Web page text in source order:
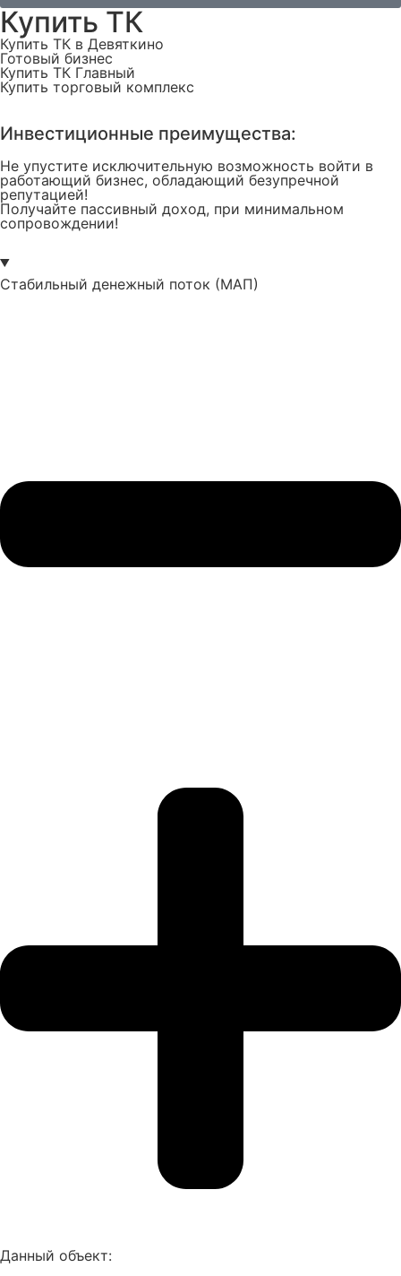
Купить ТК
Купить ТК в Девяткино
Готовый бизнес
Купить ТК Главный
Купить торговый комплекс
Инвестиционные преимущества:
Не упустите исключительную возможность войти в
работающий бизнес, обладающий безупречной
репутацией!
Получайте пассивный доход, при минимальном
сопровождении!
Стабильный денежный поток (МАП)
Данный объект: